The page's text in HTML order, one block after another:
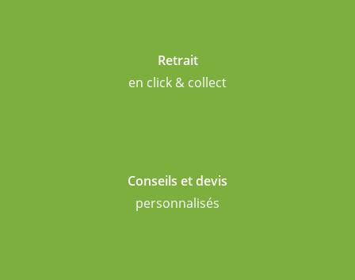
Retrait
en click & collect
Conseils et devis
personnalisés